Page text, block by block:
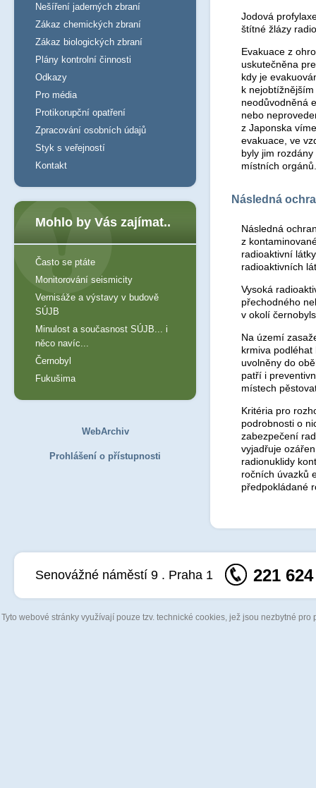
Jodová
štítné žlázy
Evakuace z
uskutečněna
kdy je
k
neodůvodněná
nebo
z Japonska
evakuace, ve
byly jim
místních orgánů.
Následná
Následná
z
radioaktivní
radioaktivních
Vysoká
přechodného
v okolí
Na území
krmiva
uvolněny do
patří i
místech
Kritéria pro
podrobnosti o
zabezpečení
vyjadřuje
radionuklidy
ročních úvazků
předpokládané
Nešíření jaderných zbraní
Zákaz chemických zbraní
Zákaz biologických zbraní
Plány kontrolní činnosti
Odkazy
Pro média
Protikorupční opatření
Zpracování osobních údajů
Styk s veřejností
Kontakt
Mohlo by Vás zajímat..
Často se ptáte
Monitorování seismicity
Vernisáže a výstavy v budově
SÚJB
Minulost a současnost SÚJB... i
něco navíc...
Černobyl
Fukušima
WebArchiv
Prohlášení o přístupnosti
Senovážné náměstí 9 . Praha 1 221
Tyto webové stránky využívají pouze tzv. technické cookies, jež jsou nezbytné